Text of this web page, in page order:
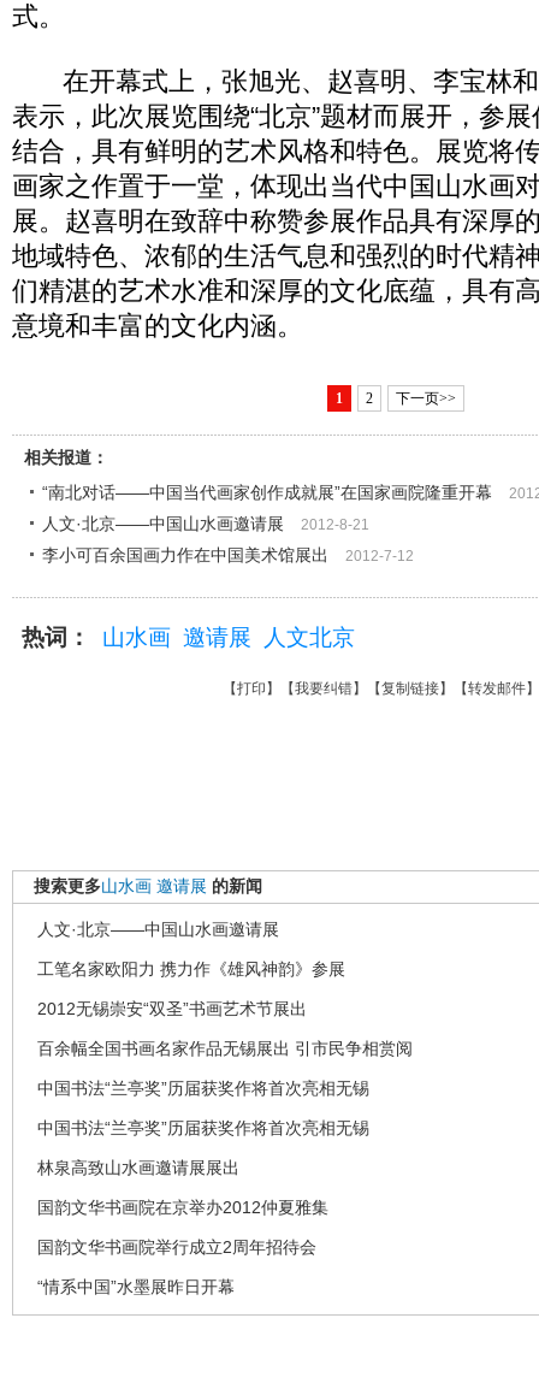
式。
在开幕式上，张旭光、赵喜明、李宝林和
表示，此次展览围绕“北京”题材而展开，参
结合，具有鲜明的艺术风格和特色。展览将
画家之作置于一堂，体现出当代中国山水画
展。赵喜明在致辞中称赞参展作品具有深厚
地域特色、浓郁的生活气息和强烈的时代精
们精湛的艺术水准和深厚的文化底蕴，具有
意境和丰富的文化内涵。
1 2 下一页>>
相关报道：
“南北对话——中国当代画家创作成就展”在国家画院隆重开幕
人文·北京——中国山水画邀请展 2012-8-21
李小可百余国画力作在中国美术馆展出 2012-7-12
热词： 山水画 邀请展 人文北京
【打印 】【我要纠错】【复制链接】【转发邮件
搜索更多山水画 邀请展 的新闻
人文·北京——中国山水画邀请展
工笔名家欧阳力 携力作《雄风神韵》参展
2012无锡崇安“双圣”书画艺术节展出
百余幅全国书画名家作品无锡展出 引市民争相赏阅
中国书法“兰亭奖”历届获奖作将首次亮相无锡
中国书法“兰亭奖”历届获奖作将首次亮相无锡
林泉高致山水画邀请展展出
国韵文华书画院在京举办2012仲夏雅集
国韵文华书画院举行成立2周年招待会
“情系中国”水墨展昨日开幕